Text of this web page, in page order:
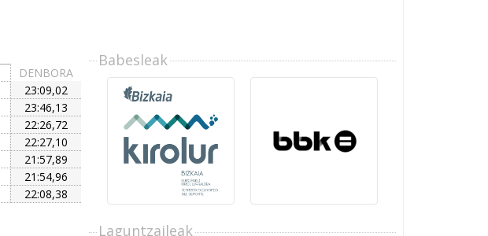
DENBORA
23:09,02
23:46,13
22:26,72
22:27,10
21:57,89
21:54,96
22:08,38
Babesleak
Laguntzaileak